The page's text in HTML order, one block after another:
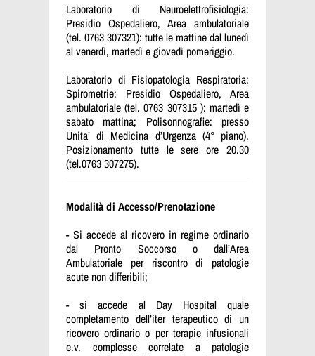
Laboratorio di Neuroelettrofisiologia:
Presidio Ospedaliero, Area ambulatoriale
(tel. 0763 307321): tutte le mattine dal lunedì
al venerdì, martedì e giovedì pomeriggio.
Laboratorio di Fisiopatologia Respiratoria:
Spirometrie: Presidio Ospedaliero, Area
ambulatoriale (tel. 0763 307315 ): martedì e
sabato mattina; Polisonnografie: presso
Unita’ di Medicina d’Urgenza (4° piano).
Posizionamento tutte le sere ore 20.30
(tel.0763 307275).
Modalità di Accesso/Prenotazione
- Si accede al ricovero in regime ordinario
dal Pronto Soccorso o dall’Area
Ambulatoriale per riscontro di patologie
acute non differibili;
- si accede al Day Hospital quale
completamento dell’iter terapeutico di un
ricovero ordinario o per terapie infusionali
e.v. complesse correlate a patologie